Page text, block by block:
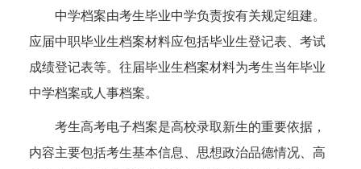
中学档案由考生毕业中学负责按有关规定组建。
应届中职毕业生档案材料应包括毕业生登记表、考试
成绩登记表等。往届毕业生档案材料为考生当年毕业
中学档案或人事档案。
考生高考电子档案是高校录取新生的重要依据，
内容主要包括考生基本信息、思想政治品德情况、高